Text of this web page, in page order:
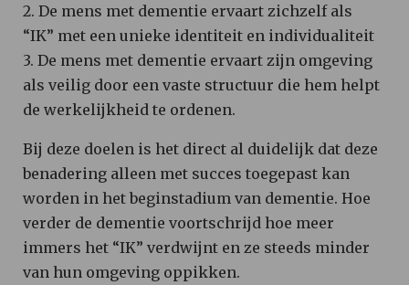
2. De mens met dementie ervaart zichzelf als
“IK” met een unieke identiteit en individualiteit
3. De mens met dementie ervaart zijn omgeving
als veilig door een vaste structuur die hem helpt
de werkelijkheid te ordenen.
Bij deze doelen is het direct al duidelijk dat deze
benadering alleen met succes toegepast kan
worden in het beginstadium van dementie. Hoe
verder de dementie voortschrijd hoe meer
immers het “IK” verdwijnt en ze steeds minder
van hun omgeving oppikken.